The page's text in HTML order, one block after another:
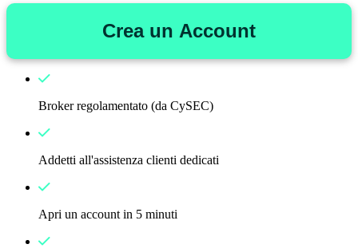
Crea un Account
Broker regolamentato (da CySEC)
Addetti all'assistenza clienti dedicati
Apri un account in 5 minuti